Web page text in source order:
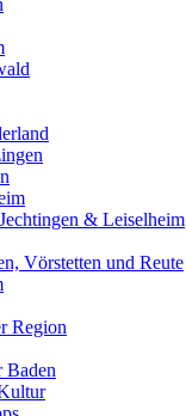
& Leiselheim
Vörstetten und Reute
Region
Baden